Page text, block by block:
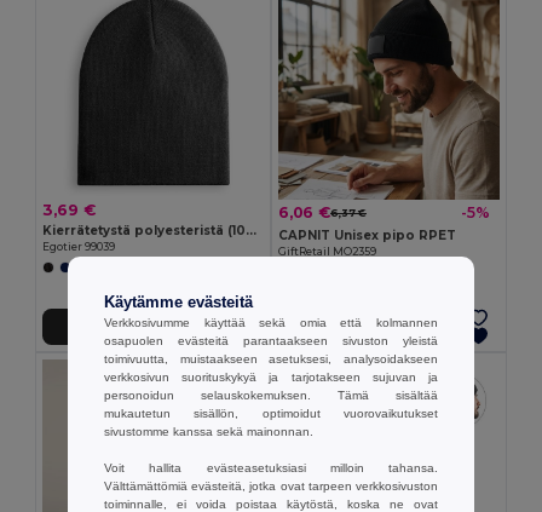
3,69 €
Kierrätetystä polyesteristä (100% rPET) unisex-pipo
Egotier 99039
Lisää Ostokoriin
6,06 €6,37 € -5%
CAPNIT Unisex pipo RPET
GiftRetail MO2359
Lisää Ostokoriin
Käytämme evästeitä
Verkkosivumme käyttää sekä omia että kolmannen
osapuolen evästeitä parantaakseen sivuston yleistä
toimivuutta, muistaakseen asetuksesi, analysoidakseen
verkkosivun suorituskykyä ja tarjotakseen sujuvan ja
personoidun selauskokemuksen. Tämä sisältää
mukautetun sisällön, optimoidut vuorovaikutukset
sivustomme kanssa sekä mainonnan.
Voit hallita evästeasetuksiasi milloin tahansa.
Välttämättömiä evästeitä, jotka ovat tarpeen verkkosivuston
toiminnalle, ei voida poistaa käytöstä, koska ne ovat